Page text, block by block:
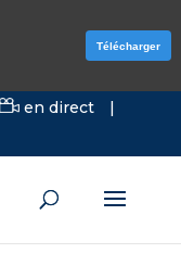
en direct
|
Télécharger